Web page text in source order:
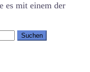
es mit einem der